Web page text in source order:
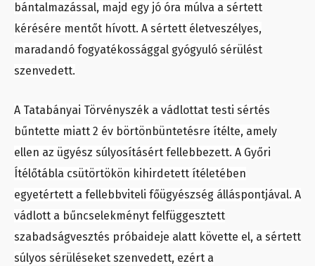
bántalmazással, majd egy jó óra múlva a sértett
kérésére mentőt hívott. A sértett életveszélyes,
maradandó fogyatékossággal gyógyuló sérülést
szenvedett.
A Tatabányai Törvényszék a vádlottat testi sértés
bűntette miatt 2 év börtönbüntetésre ítélte, amely
ellen az ügyész súlyosításért fellebbezett. A Győri
Ítélőtábla csütörtökön kihirdetett ítéletében
egyetértett a fellebbviteli főügyészség álláspontjával. A
vádlott a bűncselekményt felfüggesztett
szabadságvesztés próbaideje alatt követte el, a sértett
súlyos sérüléseket szenvedett, ezért a